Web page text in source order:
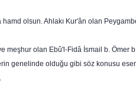
hamd olsun. Ahlakı Kur'ân olan
meşhur olan Ebû'l-Fidâ İsmail b. Ömer
genelinde olduğu gibi söz konusu